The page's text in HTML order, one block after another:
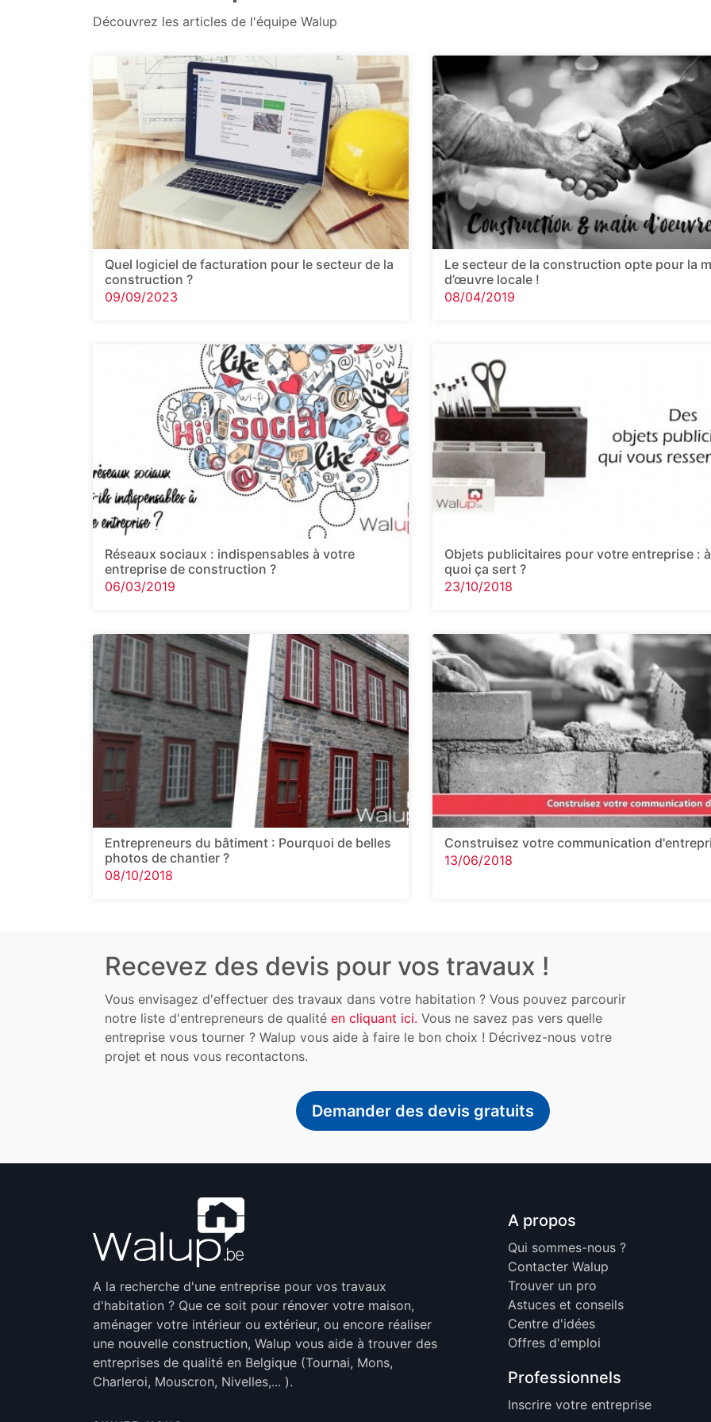
Découvrez les articles de l'équipe Walup
Quel logiciel de facturation pour le secteur de la
construction ?
09/09/2023
Le secteur de la construction opte pour la
d’œuvre locale !
08/04/2019
Réseaux sociaux : indispensables à votre
entreprise de construction ?
06/03/2019
Objets publicitaires pour votre entreprise : à
quoi ça sert ?
23/10/2018
Entrepreneurs du bâtiment : Pourquoi de belles
photos de chantier ?
08/10/2018
Construisez votre communication
13/06/2018
Recevez des devis pour vos travaux !
Vous envisagez d'effectuer des travaux dans votre habitation ? Vous pouvez parcourir
notre liste d'entrepreneurs de qualité en cliquant ici. Vous ne savez pas vers quelle
entreprise vous tourner ? Walup vous aide à faire le bon choix ! Décrivez-nous votre
projet et nous vous recontactons.
Demander des devis gratuits
A la recherche d'une entreprise pour vos travaux
d'habitation ? Que ce soit pour rénover votre maison,
aménager votre intérieur ou extérieur, ou encore réaliser
une nouvelle construction, Walup vous aide à trouver des
entreprises de qualité en Belgique (Tournai, Mons,
Charleroi, Mouscron, Nivelles,... ).
A propos
Qui sommes-nous ?
Contacter Walup
Trouver un pro
Astuces et conseils
Centre d'idées
Offres d'emploi
Professionnels
Inscrire votre entreprise